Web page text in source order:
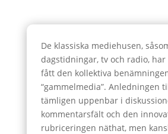
De klassiska mediehusen,
dagstidningar, tv och radio,
fått den kollektiva
“gammelmedia”. Anledningen
tämligen uppenbar i
kommentarsfält och den
rubriceringen näthat, men